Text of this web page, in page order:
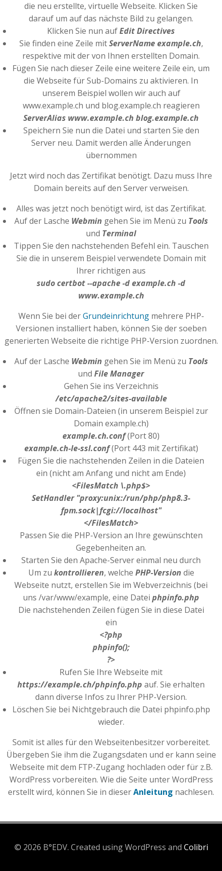
die neu erstellte, virtuelle Webseite. Klicken Sie
darauf um auf das nächste Bild zu gelangen.
Klicken Sie nun aufEdit Directives
Sie finden eine Zeile mitServerName example.ch,
respektive mit der von Ihnen erstellten Domain.
Fügen Sie nach dieser Zeile eine weitere Zeile ein, um
die Webseite für Sub-Domains zu aktivieren. In
unserem Beispiel wollen wir auch auf
www.example.ch und blog.example.ch reagieren
ServerAlias www.example.ch blog.example.ch
Speichern Sie nun die Datei und starten Sie den
Server neu. Damit werden alle Änderungen
übernommen
Jetzt wird noch das Zertifikat benötigt. Dazu muss Ihre
Domain bereits auf den Server verweisen.
Alles was jetzt noch benötigt wird, ist das Zertifikat.
Auf der Lasche Webmin gehen Sie im Menü zu Tools
und Terminal
Tippen Sie den nachstehenden Befehl ein. Tauschen
Sie die in unserem Beispiel verwendete Domain mit
Ihrer richtigen aus
sudo certbot --apache -d example.ch -d
www.example.ch
Wenn Sie bei derGrundeinrichtung mehrere PHP-
Versionen installiert haben, können Sie der soeben
generierten Webseite die richtige PHP-Version zuordnen.
Auf der Lasche Webmin gehen Sie im Menü zu Tools
und File Manager
Gehen Sie ins Verzeichnis
/etc/apache2/sites-available
Öffnen sie Domain-Dateien (in unserem Beispiel zur
Domain example.ch)
example.ch.conf(Port 80)
example.ch-le-ssl.conf(Port 443 mit Zertifikat)
Fügen Sie die nachstehenden Zeilen in die Dateien
ein (nicht am Anfang und nicht am Ende)
<FilesMatch \.php$>
SetHandler "proxy:unix:/run/php/php8.3-
fpm.sock|fcgi://localhost"
</FilesMatch>
Passen Sie die PHP-Version an Ihre gewünschten
Gegebenheiten an.
Starten Sie den Apache-Server einmal neu durch
Um zu kontrollieren, welche PHP-Version die
Webseite nutzt, erstellen Sie im Webverzeichnis (bei
uns /var/www/example, eine Datei phpinfo.php
Die nachstehenden Zeilen fügen Sie in diese Datei
ein
<?php
phpinfo();
?>
Rufen Sie Ihre Webseite mit
https://example.ch/phpinfo.php auf. Sie erhalten
dann diverse Infos zu Ihrer PHP-Version.
Löschen Sie bei Nichtgebrauch die Datei phpinfo.php
wieder.
Somit ist alles für den Webseitenbesitzer vorbereitet.
Übergeben Sie ihm die Zugangsdaten und er kann seine
Webseite mit dem FTP-Zugang hochladen oder für z.B.
WordPress vorbereiten. Wie die Seite unter WordPress
erstellt wird, können Sie in dieserAnleitung nachlesen.
© 2026 B°EDV. Created using WordPress and Colibri